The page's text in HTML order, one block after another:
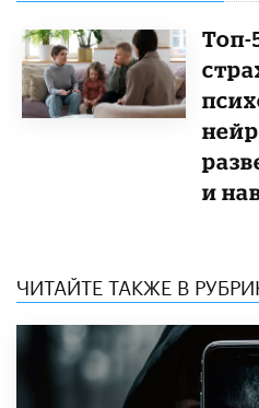
​Топ-
и
ЧИТАЙТЕ ТАКЖЕ В